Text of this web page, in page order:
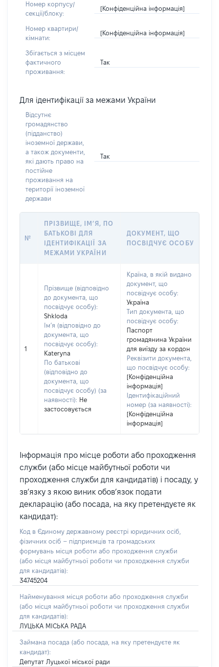
Номер корпусу/
секції/блоку:
[Конфіденційна інформація]
Номер квартири/
кімнати:
[Конфіденційна інформація]
Збігається з місцем
фактичного
проживання:
Так
Для ідентифікації за межами України
Відсутнє
громадянство
(підданство)
іноземної держави,
а також документи,
які дають право на
постійне
проживання на
території іноземної
держави
Так
№
ПРІЗВИЩЕ, ІМ’Я, ПО
БАТЬКОВІ ДЛЯ
ІДЕНТИФІКАЦІЇ ЗА
МЕЖАМИ УКРАЇНИ
ДОКУМЕНТ, ЩО
ПОСВІДЧУЄ ОСОБУ
1
Прізвище (відповідно
до документа, що
посвідчує особу):
Shkloda
Ім’я (відповідно до
документа, що
посвідчує особу):
Kateryna
По батькові
(відповідно до
документа, що
посвідчує особу) (за
наявності): Не
застосовується
Країна, в якій видано
документ, що
посвідчує особу:
Україна
Тип документа, що
посвідчує особу:
Паспорт
громадянина України
для виїзду за кордон
Реквізити документа,
що посвідчує особу:
[Конфіденційна
інформація]
Ідентифікаційний
номер (за наявності):
[Конфіденційна
інформація]
Інформація про місце роботи або проходження
служби (або місце майбутньої роботи чи
проходження служби для кандидатів) і посаду, у
зв’язку з якою виник обов’язок подати
декларацію (або посада, на яку претендуєте як
кандидат):
Код в Єдиному державному реєстрі юридичних осіб,
фізичних осіб – підприємців та громадських
формувань місця роботи або проходження служби
(або місця майбутньої роботи чи проходження служби
для кандидатів):
34745204
Найменування місця роботи або проходження служби
(або місця майбутньої роботи чи проходження служби
для кандидатів):
ЛУЦЬКА МІСЬКА РАДА
Займана посада (або посада, на яку претендуєте як
кандидат):
Депутат Луцької міської ради